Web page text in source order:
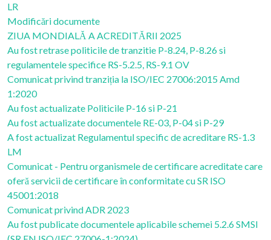
LR
Modificări documente
ZIUA MONDIALĂ A ACREDITĂRII 2025
Au fost retrase politicile de tranzitie P-8.24, P-8.26 si
regulamentele specifice RS-5.2.5, RS-9.1 OV
Comunicat privind tranziția la ISO/IEC 27006:2015 Amd
1:2020
Au fost actualizate Politicile P-16 si P-21
Au fost actualizate documentele RE-03, P-04 si P-29
A fost actualizat Regulamentul specific de acreditare RS-1.3
LM
Comunicat - Pentru organismele de certificare acreditate care
oferă servicii de certificare în conformitate cu SR ISO
45001:2018
Comunicat privind ADR 2023
Au fost publicate documentele aplicabile schemei 5.2.6 SMSI